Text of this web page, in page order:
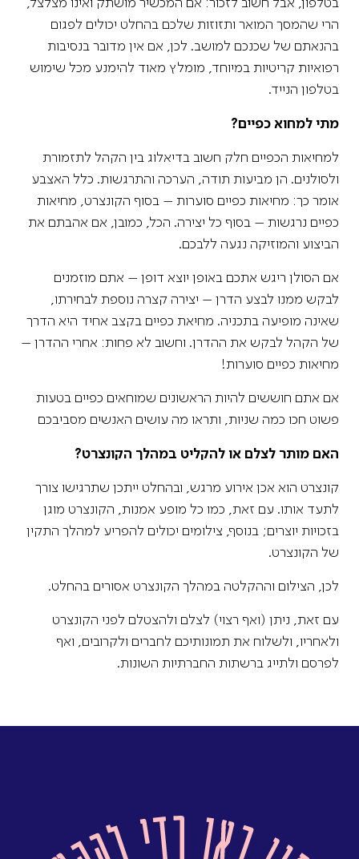
הרי שהמסך המואר ותזוזות שלכם בהחלט יכולים לפגום
בהנאתם של שכנכם למושב. לכן, אם אין מדובר בנסיבות
רפואיות קריטיות במיוחד, מומלץ מאוד להימנע מכל שימוש
בטלפון הנייד.
מתי למחוא כפיים?
למחיאות הכפיים חלק חשוב בדיאלוג בין הקהל לתזמורת
ולסולנים. הן מביעות תודה, הערכה והתרגשות. כלל האצבע
אומר כך: מחיאות כפיים סוערות – בסוף הקונצרט, מחיאות
כפיים נרגשות – בסוף כל יצירה. הכל, כמובן, אם אהבתם את
הביצוע והמוזיקה נגעה ללבכם.
אם הסולן ריגש אתכם באופן יוצא דופן – אתם מוזמנים
לבקש ממנו לבצע הדרן – יצירה קצרה נוספת לבחירתו,
שאינה מופיעה בתכניה. מחיאת כפיים בקצב אחיד היא הדרך
של הקהל לבקש את ההדרן. וחשוב לא פחות: אחרי ההדרן –
מחיאות כפיים סוערות!
אם אתם חוששים להיות הראשונים שמוחאים כפיים בטעות
פשוט חכו כמה שניות, ותראו מה עושים האנשים מסביבכם
האם מותר לצלם או להקליט במהלך הקונצרט?
קונצרט הוא אכן אירוע מרגש, ובהחלט ייתכן שתרגישו צורך
לתעד אותו. עם זאת, כמו כל מופע אמנות, הקונצרט מוגן
בזכויות יוצרים; בנוסף, צילומים יכולים להפריע למהלך התקין
של הקונצרט.
לכן, הצילום וההקלטה במהלך הקונצרט אסורים בהחלט.
עם זאת, ניתן (ואף רצוי) לצלם ולהצטלם לפני הקונצרט
ולאחריו, ולשלוח את תמונותיכם לחברים ולקרובים, ואף
לפרסם ולתייג ברשתות החברתיות השונות.